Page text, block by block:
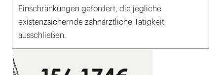
Einschränkungen gefordert, die jegliche
existenzsichernde zahnärztliche Tätigkeit
ausschließen.